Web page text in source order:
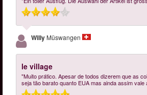
Willy Müswangen
le village
"Muito prático. Apesar de todos dizerem que as
seja tão barato quanto EUA mas ainda assim